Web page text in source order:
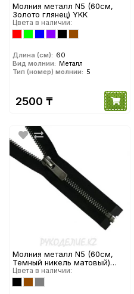
Молния металл N5 (60см,
Золото глянец) YKK
Цвета в наличии:
Длина (см): 60
Вид молнии: Металл
Тип (номер) молнии: 5
2500 ₸
Молния металл N5 (60см,
Темный никель матовый)
YKK
Цвета в наличии: